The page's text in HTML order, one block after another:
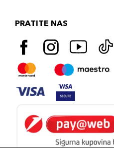
PRATITE NAS